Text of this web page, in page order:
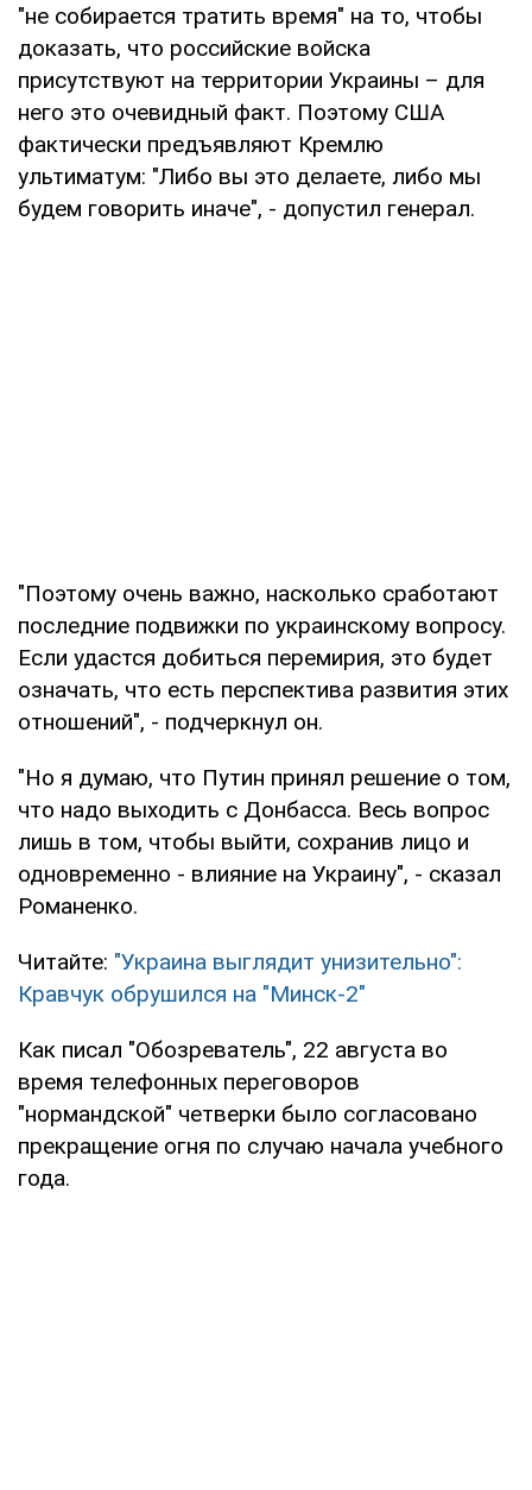
"не собирается тратить время" на то, чтобы
доказать, что российские войска
присутствуют на территории Украины – для
него это очевидный факт. Поэтому США
фактически предъявляют Кремлю
ультиматум: "Либо вы это делаете, либо мы
будем говорить иначе", - допустил генерал.
"Поэтому очень важно, насколько сработают
последние подвижки по украинскому вопросу.
Если удастся добиться перемирия, это будет
означать, что есть перспектива развития этих
отношений", - подчеркнул он.
"Но я думаю, что Путин принял решение о том,
что надо выходить с Донбасса. Весь вопрос
лишь в том, чтобы выйти, сохранив лицо и
одновременно - влияние на Украину", - сказал
Романенко.
Читайте: "Украина выглядит унизительно":
Кравчук обрушился на "Минск-2"
Как писал "Обозреватель", 22 августа во
время телефонных переговоров
"нормандской" четверки было согласовано
прекращение огня по случаю начала учебного
года.